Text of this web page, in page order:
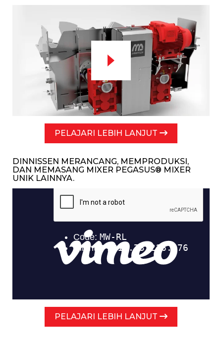
PELAJARI LEBIH LANJUT
DINNISSEN MERANCANG, MEMPRODUKSI,
DAN MEMASANG MIXER PEGASUS® MIXER
UNIK LAINNYA.
PELAJARI LEBIH LANJUT